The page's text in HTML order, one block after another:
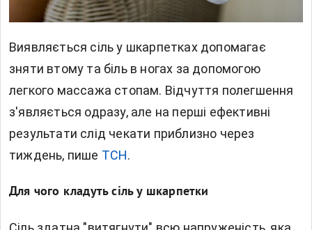
Виявляється сіль у шкарпетках допомагає
зняти втому та біль в ногах за допомогою
легкого массажа стопам. Відчуття полегшення
з'являється одразу, але на перші ефективні
результати слід чекати приблизно через
тиждень, пише ТСН.
Для чого кладуть сіль у шкарпетки